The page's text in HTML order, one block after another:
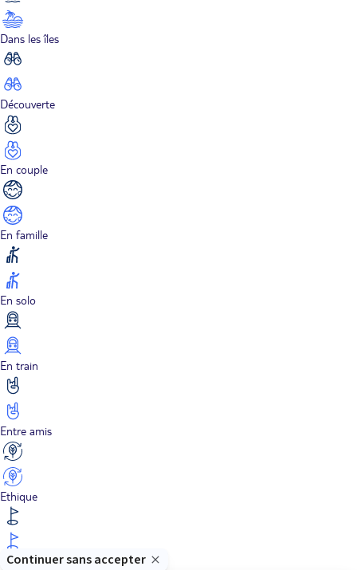
Dans les îles
Découverte
En couple
En famille
En solo
En train
Entre amis
Ethique
Golf